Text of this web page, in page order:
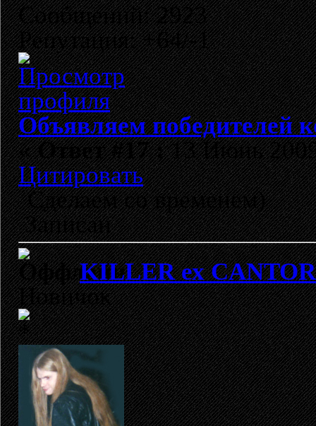
Сообщений: 2923
Репутация: +64/-1
Объявляем победителей
«Ответ #17 :13 Июнь
Цитировать
Сделаем со временем)
Записан
KILLER ех CANTOR
Новичок